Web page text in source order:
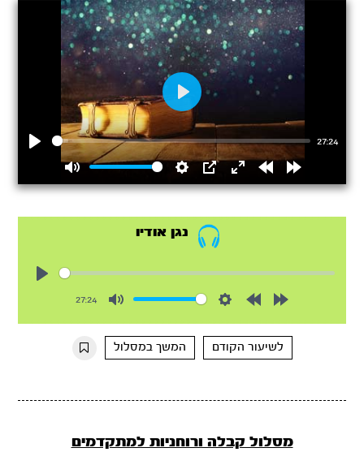
27:24
Mute Settings
PIP
EnterRewindForward
Play
נגן אודיו
27:24
10s
10s
לשיעור הקודם
המשך במסלול
מסלול קבלה ורוחניות למתקדמים